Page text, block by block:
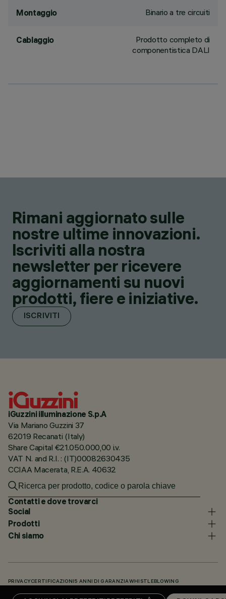
Montaggio Binario a tre circuiti
Cablaggio
Prodotto completo di
componentistica DALI
Rimani aggiornato sulle
nostre ultime innovazioni.
Iscriviti alla nostra
newsletter per ricevere
aggiornamenti su nuovi
prodotti, fiere e iniziative.
ISCRIVITI
iGuzzini illuminazione S.p.A
Via Mariano Guzzini 37
62019 Recanati (Italy)
Share Capital €21.050.000,00 i.v.
VAT N. and R.I. : (IT)00082630435
CCIAA Macerata, R.E.A. 40632
Contatti e dove trovarci
Social
Prodotti
Chi siamo
PRIVACY CERTIFICAZIONI 5 ANNI DI GARANZIAWHISTLEBLOWING